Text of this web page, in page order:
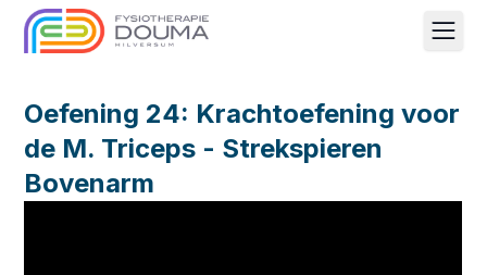
Oefening 24: Krachtoefening voor
de M. Triceps - Strekspieren
Bovenarm